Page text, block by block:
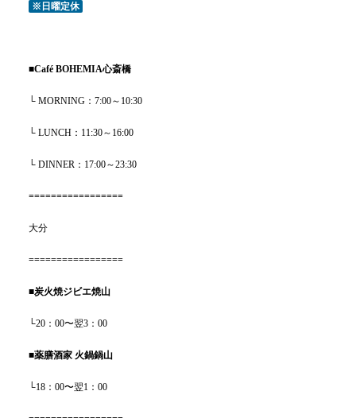
※日曜定休
■Café BOHEMIA心斎橋
└ MORNING： 7:00～10:30
└ LUNCH： 11:30～16:00
└ DINNER：17:00～23:30
=================
大分
=================
■炭火焼ジビエ焼山
└20：00〜翌3：00
■薬膳酒家 火鍋鍋山
└18：00〜翌1：00